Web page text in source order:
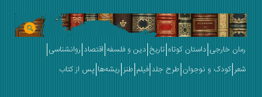
رمان خارجی داستان کوتاه تاریخ دین و فلسفه اقتصاد روانشناسی
شعر کودک و نوجوان طرح جلد فیلم طنز ریشه‌ها پس از کتاب